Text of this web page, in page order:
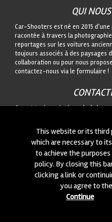
QUI
Car-Shooters est né en 2015
racontée à travers la
reportages sur les voitures
toujours associés à des paysages
collaboration ou pour nous
contactez-nous via le formulaire !
On est toujours intéressés à des
© 2015-2026 CAR-SHOOTERS.
This website or its
which are necessary to
to achieve the
policy. By closing this
clicking a link or
you agree to
Continue